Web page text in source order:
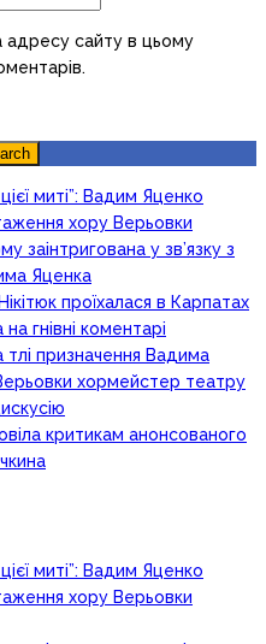
адресу сайту в цьому
миті”: Вадим Яценко
хору Верьовки
заінтригована у зв’язку з
Яценка
проїхалася в Карпатах
гнівні коментарі
тлі призначення Вадима
хормейстер театру
критикам анонсованого
миті”: Вадим Яценко
хору Верьовки